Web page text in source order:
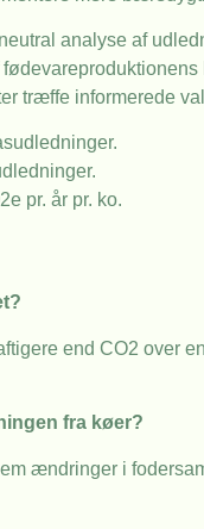
analyse af
træffe informerede
pr. år pr. ko.
end CO2 over
fra køer?
ændringer i